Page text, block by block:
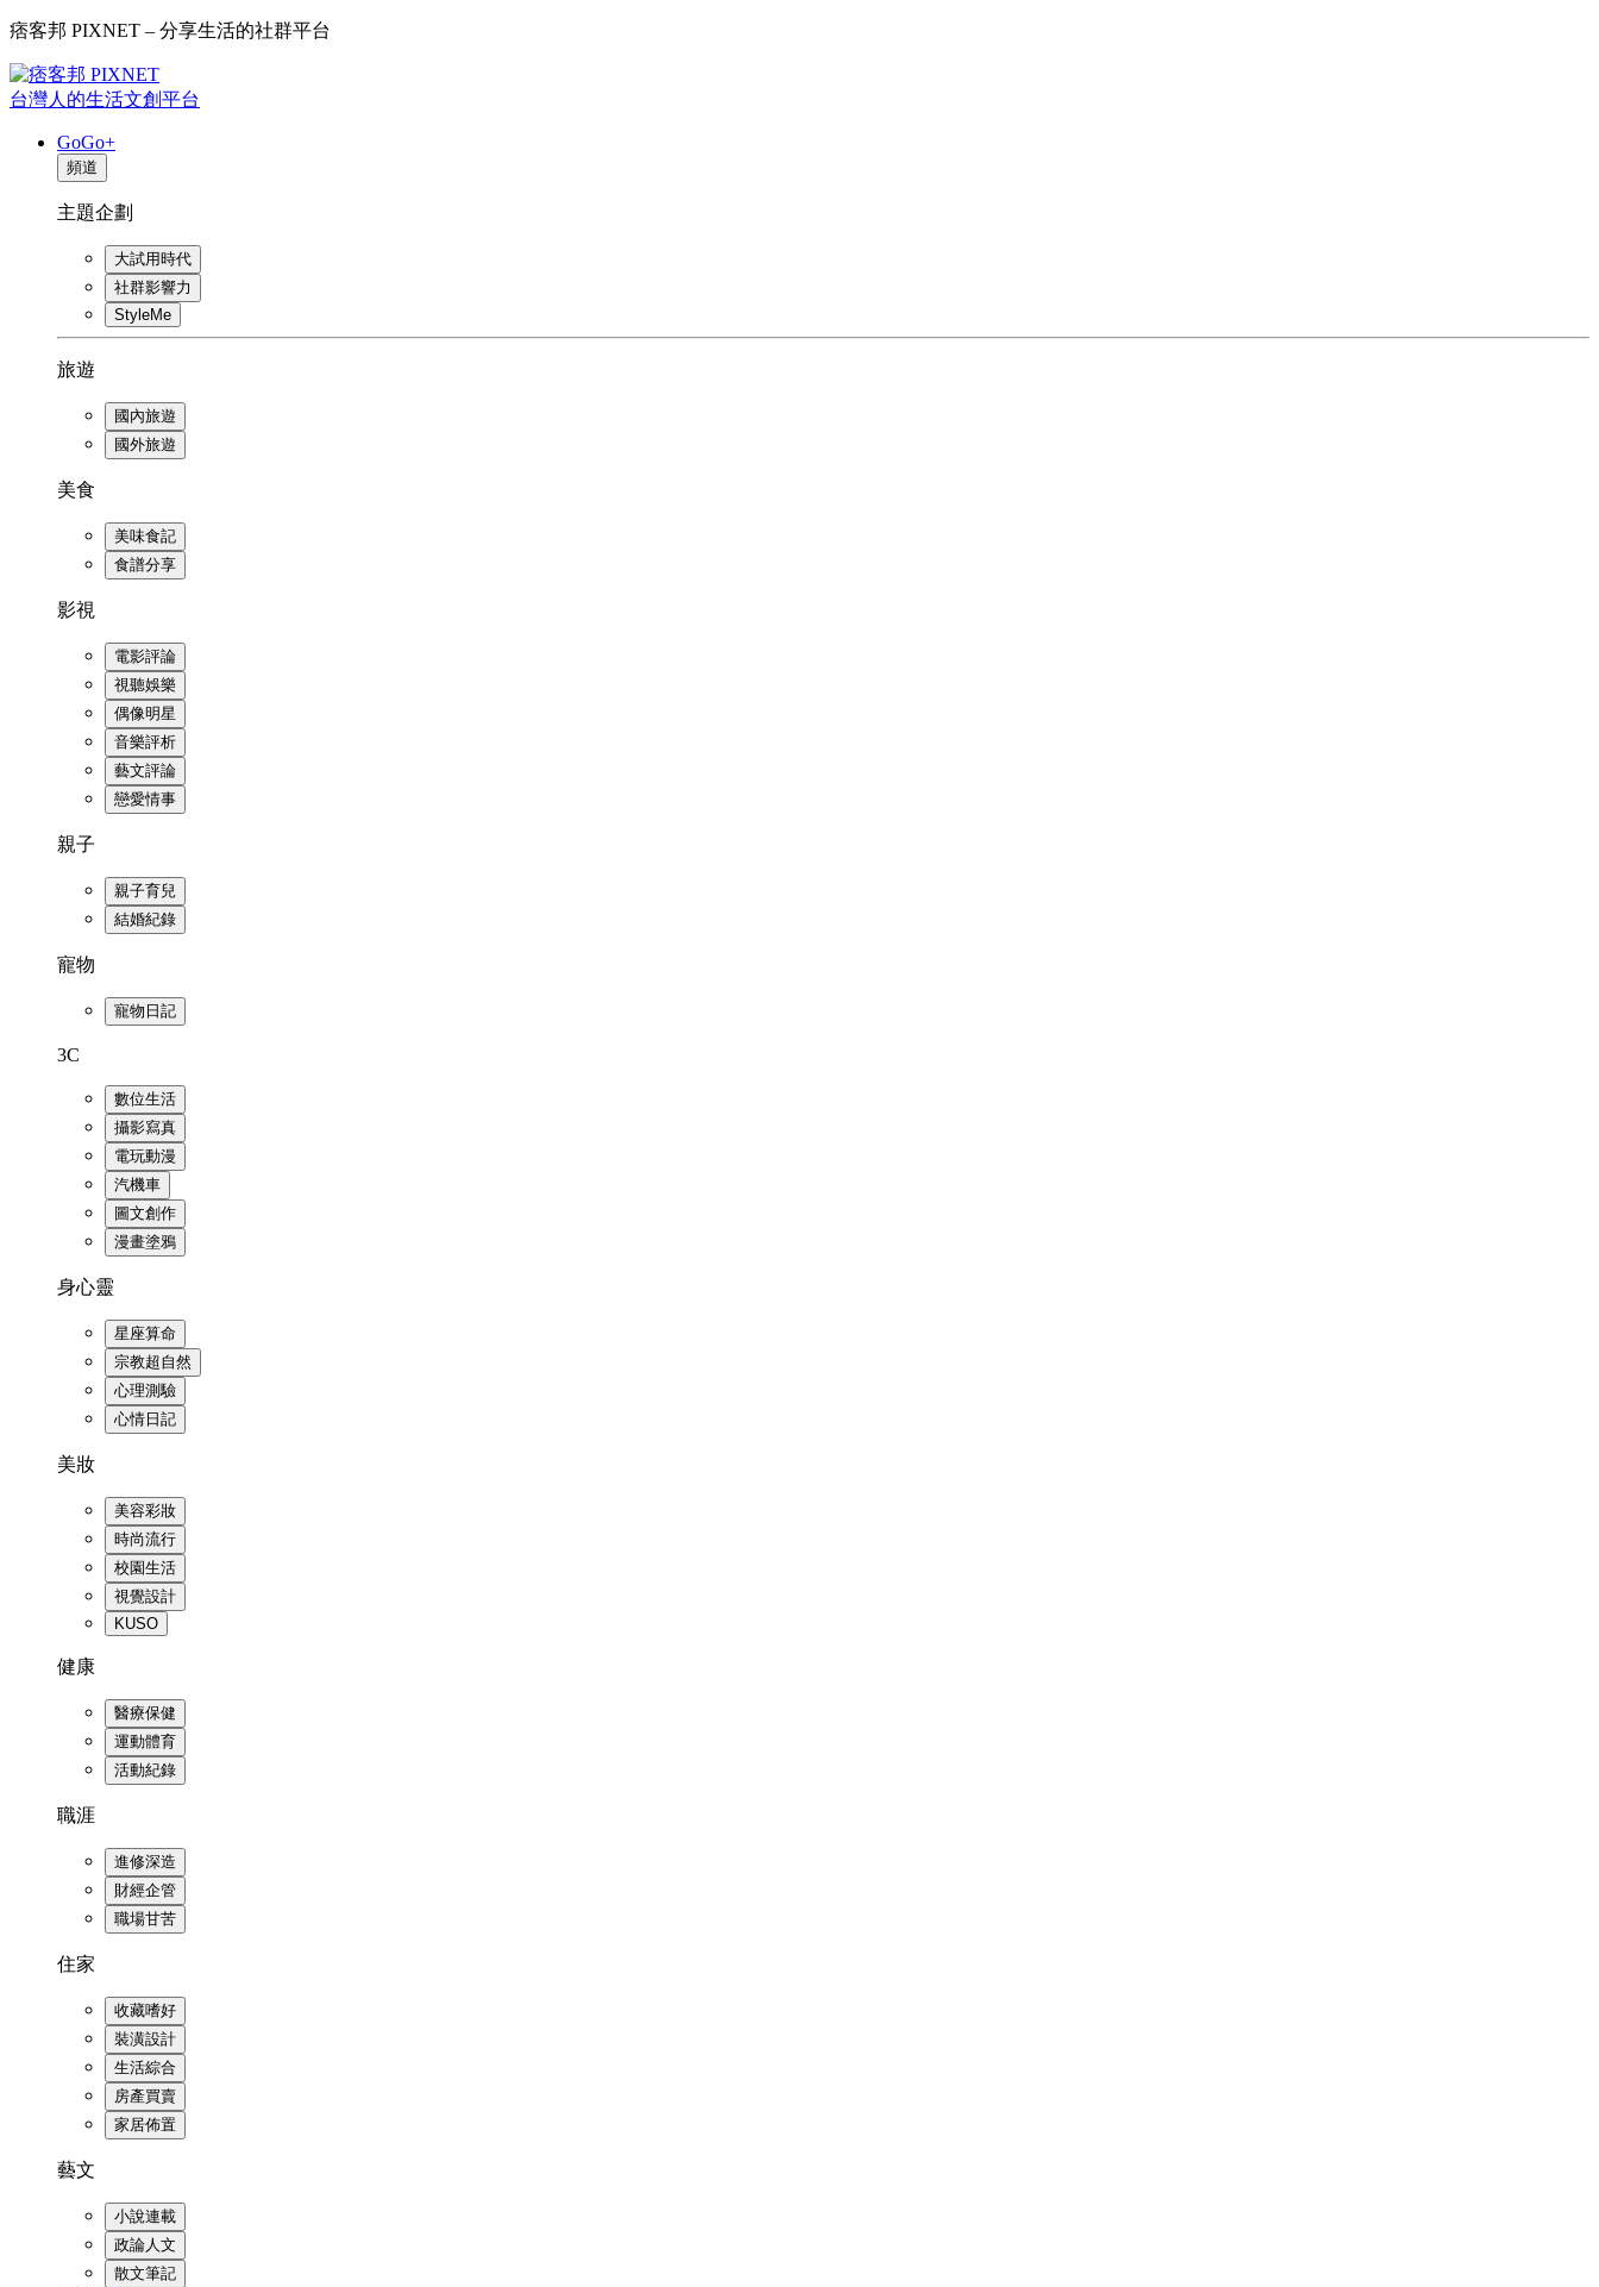
痞客邦 PIXNET – 分享生活的社群平台
台灣人的生活文創平台
GoGo+
頻道
主題企劃
大試用時代
社群影響力
StyleMe
旅遊
國內旅遊
國外旅遊
美食
美味食記
食譜分享
影視
電影評論
視聽娛樂
偶像明星
音樂評析
藝文評論
戀愛情事
親子
親子育兒
結婚紀錄
寵物
寵物日記
3C
數位生活
攝影寫真
電玩動漫
汽機車
圖文創作
漫畫塗鴉
身心靈
星座算命
宗教超自然
心理測驗
心情日記
美妝
美容彩妝
時尚流行
校園生活
視覺設計
KUSO
健康
醫療保健
運動體育
活動紀錄
職涯
進修深造
財經企管
職場甘苦
住家
收藏嗜好
裝潢設計
生活綜合
房產買賣
家居佈置
藝文
小說連載
政論人文
散文筆記